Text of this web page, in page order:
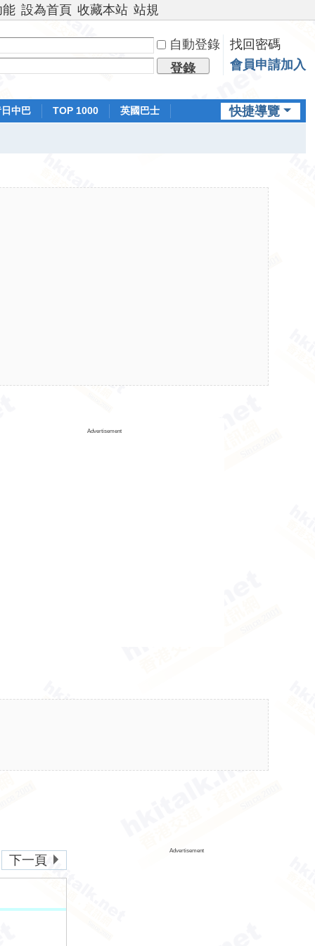
能 設為首頁 收藏本站 站規
自動登錄
找回密碼
登錄
會員申請加入
快捷導覽
中巴 TOP 1000
英國巴士
Advertisement
下一頁
Advertisement